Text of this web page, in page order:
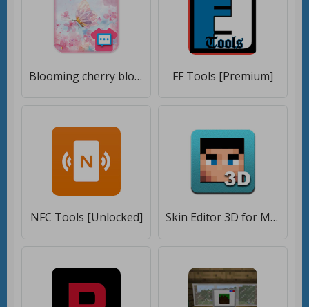
Blooming cherry blossoms skin for Next SMS [Полная версия] FF Tools [Premium]
NFC Tools [Unlocked] Skin Editor 3D for Minecraft [Без рекламы]